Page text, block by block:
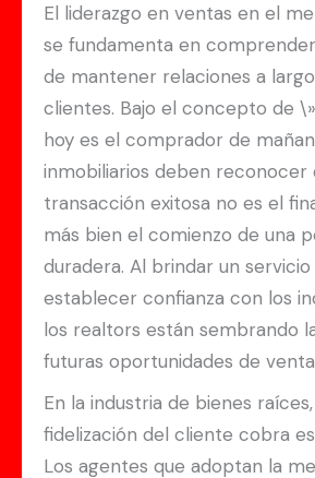
El liderazgo en ventas en el
se fundamenta en
de mantener relaciones a
clientes. Bajo el concepto de
hoy es el comprador de
inmobiliarios deben reconocer
transacción exitosa no es el
más bien el comienzo de una
duradera. Al brindar un
establecer confianza con los
los realtors están sembrando
futuras oportunidades de
En la industria de bienes
fidelización del cliente cobra
Los agentes que adoptan la